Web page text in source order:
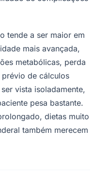
tende a ser maior em
mais avançada,
metabólicas, perda
de cálculos
vista isoladamente,
pesa bastante.
dietas muito
também merecem